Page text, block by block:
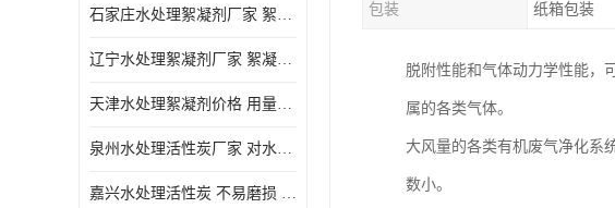
石家庄水处理絮凝剂厂家 絮凝速度快 便于后续的沉淀和过滤处理
辽宁水处理絮凝剂厂家 絮凝效果好 使水质得到明显的改善
天津水处理絮凝剂价格 用量相对较少 便于后续的沉淀和过滤处理
泉州水处理活性炭厂家 对水中的微小颗粒有较好的去除效果
嘉兴水处理活性炭 不易磨损 碎裂和粉化 能够吸附大分子有机物
包装 纸箱包装
脱附性能和气体动力学性能，
属的各类气体。
大风量的各类有机废气净化系
数小。